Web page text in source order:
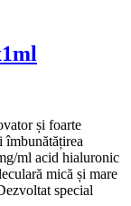
și foarte
ml acid hialuronic
mică și mare
special